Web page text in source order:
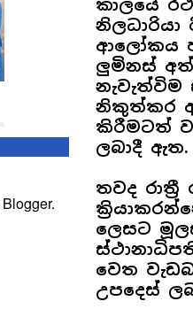
Blogger.
කාලයේ
ආලෝකය
ලුමිනස්
නිකුත්කර
කිරීමටත්
ලබාදී ඇත.
තවද
ලෙසට
වෙත
උපදෙස්